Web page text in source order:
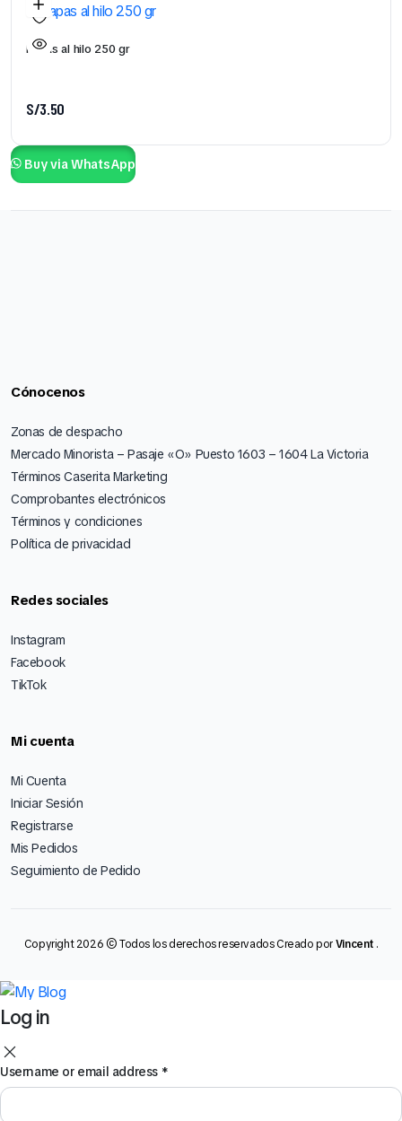
Papas al hilo 250 gr
S/3.50
Buy via WhatsApp
Cónocenos
Zonas de despacho
Mercado Minorista – Pasaje «O» Puesto 1603 – 1604 La Victoria
Términos Caserita Marketing
Comprobantes electrónicos
Términos y condiciones
Política de privacidad
Redes sociales
Instagram
Facebook
TikTok
Mi cuenta
Mi Cuenta
Iniciar Sesión
Registrarse
Mis Pedidos
Seguimiento de Pedido
Copyright 2026 © Todos los derechos reservados Creado porVincent.
Log in
Username or email address *